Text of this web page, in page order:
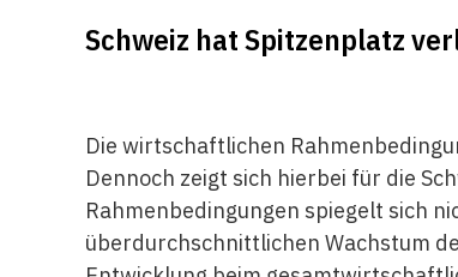
Schweiz hat Spitzenplatz
Die wirtschaftlichen
Dennoch zeigt sich hierbei für die
Rahmenbedingungen spiegelt sich
überdurchschnittlichen Wachstum